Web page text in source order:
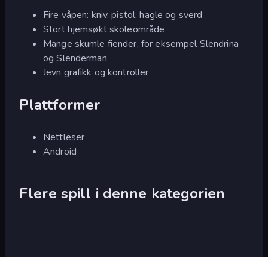
Fire våpen: kniv, pistol, hagle og sverd
Stort hjemsøkt skoleområde
Mange skumle fiender, for eksempel Slendrina
og Slenderman
Jevn grafikk og kontroller
Plattformer
Nettleser
Android
Flere spill i denne kategorien